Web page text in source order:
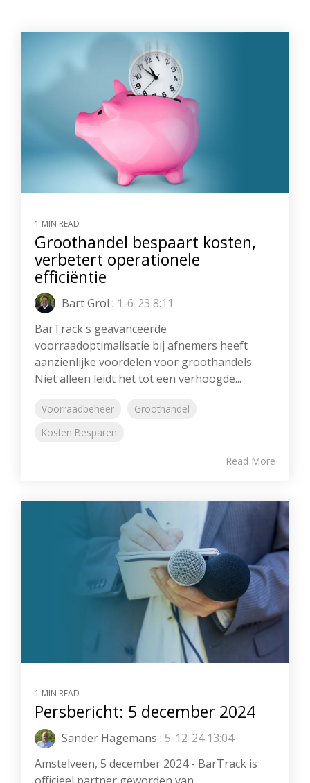
1 MIN READ
Groothandel bespaart kosten,
verbetert operationele
efficiëntie
Bart Grol : 1-6-23 8:11
BarTrack's geavanceerde
voorraadoptimalisatie bij afnemers heeft
aanzienlijke voordelen voor groothandels.
Niet alleen leidt het tot een verhoogde...
Voorraadbeheer
Groothandel
Kosten Besparen
Read More
1 MIN READ
Persbericht: 5 december 2024
Sander Hagemans : 5-12-24 13:04
Amstelveen, 5 december 2024 - BarTrack is